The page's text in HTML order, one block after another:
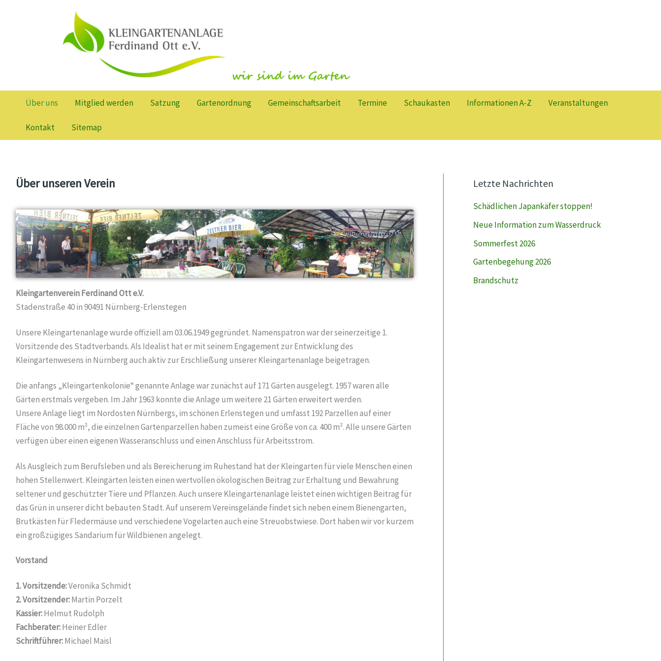
Über uns Mitglied werden Satzung Gartenordnung Gemeinschaftsarbeit Termine Schaukasten Informationen A-Z Veranstaltungen
Kontakt Sitemap
Über unseren Verein
Kleingartenverein Ferdinand Ott e.V.
Stadenstraße 40 in 90491 Nürnberg-Erlenstegen
Unsere Kleingartenanlage wurde offiziell am 03.06.1949 gegründet. Namenspatron war der seinerzeitige 1.
Vorsitzende des Stadtverbands. Als Idealist hat er mit seinem Engagement zur Entwicklung des
Kleingartenwesens in Nürnberg auch aktiv zur Erschließung unserer Kleingartenanlage beigetragen.
Die anfangs „Kleingartenkolonie“ genannte Anlage war zunächst auf 171 Gärten ausgelegt. 1957 waren alle
Gärten erstmals vergeben. Im Jahr 1963 konnte die Anlage um weitere 21 Gärten erweitert werden.
Unsere Anlage liegt im Nordosten Nürnbergs, im schönen Erlenstegen und umfasst 192 Parzellen auf einer
Fläche von 98.000 m², die einzelnen Gartenparzellen haben zumeist eine Größe von ca. 400 m². Alle unsere Gärten
verfügen über einen eigenen Wasseranschluss und einen Anschluss für Arbeitsstrom.
Als Ausgleich zum Berufsleben und als Bereicherung im Ruhestand hat der Kleingarten für viele Menschen einen
hohen Stellenwert. Kleingärten leisten einen wertvollen ökologischen Beitrag zur Erhaltung und Bewahrung
seltener und geschützter Tiere und Pflanzen. Auch unsere Kleingartenanlage leistet einen wichtigen Beitrag für
das Grün in unserer dicht bebauten Stadt. Auf unserem Vereinsgelände findet sich neben einem Bienengarten,
Brutkästen für Fledermäuse und verschiedene Vogelarten auch eine Streuobstwiese. Dort haben wir vor kurzem
ein großzügiges Sandarium für Wildbienen angelegt.
Vorstand
1. Vorsitzende:Veronika Schmidt
2. Vorsitzender:Martin Porzelt
Kassier:Helmut Rudolph
Fachberater:Heiner Edler
Schriftführer:Michael Maisl
Letzte Nachrichten
Schädlichen Japankäfer stoppen!
Neue Information zum Wasserdruck
Sommerfest 2026
Gartenbegehung 2026
Brandschutz